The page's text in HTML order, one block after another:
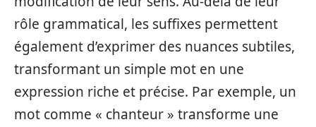
rôle grammatical, les suffixes permettent
également d’exprimer des nuances subtiles,
transformant un simple mot en une
expression riche et précise. Par exemple, un
mot comme « chanteur » transforme une